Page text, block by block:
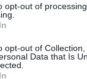
opt-out of
opt-out of
Data that Is
στάση της
μήνυμα